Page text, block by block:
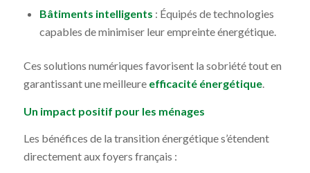
Bâtiments intelligents : Équipés de technologies
capables de minimiser leur empreinte énergétique.
Ces solutions numériques favorisent la sobriété tout en
garantissant une meilleure efficacité énergétique.
Un impact positif pour les ménages
Les bénéfices de la transition énergétique s’étendent
directement aux foyers français :